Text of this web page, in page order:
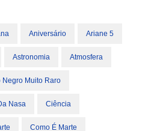
Aniversário Ariane 5
Astronomia Atmosfera
Negro Muito Raro
Nasa Ciência
Como É Marte